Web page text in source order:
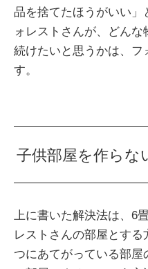
品を捨てたほうがいい」
ォレストさんが、どん
続けたいと思うかは、
す。
子供部屋を作らな
上に書いた解決法は、6
レストさんの部屋とす
つにあてがっている部